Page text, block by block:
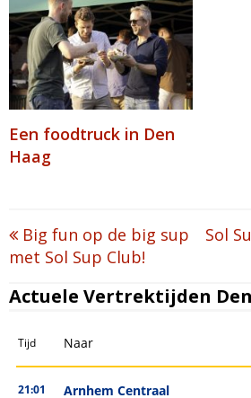
Een foodtruck in Den
Haag
Post
navigation
Big fun op de big sup
met Sol Sup Club!
Sol
Actuele Vertrektijden